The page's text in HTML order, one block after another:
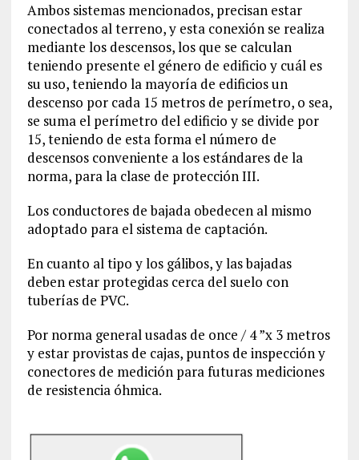
Ambos sistemas mencionados, precisan estar
conectados al terreno, y esta conexión se realiza
mediante los descensos, los que se calculan
teniendo presente el género de edificio y cuál es
su uso, teniendo la mayoría de edificios un
descenso por cada 15 metros de perímetro, o sea,
se suma el perímetro del edificio y se divide por
15, teniendo de esta forma el número de
descensos conveniente a los estándares de la
norma, para la clase de protección III.
Los conductores de bajada obedecen al mismo
adoptado para el sistema de captación.
En cuanto al tipo y los gálibos, y las bajadas
deben estar protegidas cerca del suelo con
tuberías de PVC.
Por norma general usadas de once / 4 ”x 3 metros
y estar provistas de cajas, puntos de inspección y
conectores de medición para futuras mediciones
de resistencia óhmica.